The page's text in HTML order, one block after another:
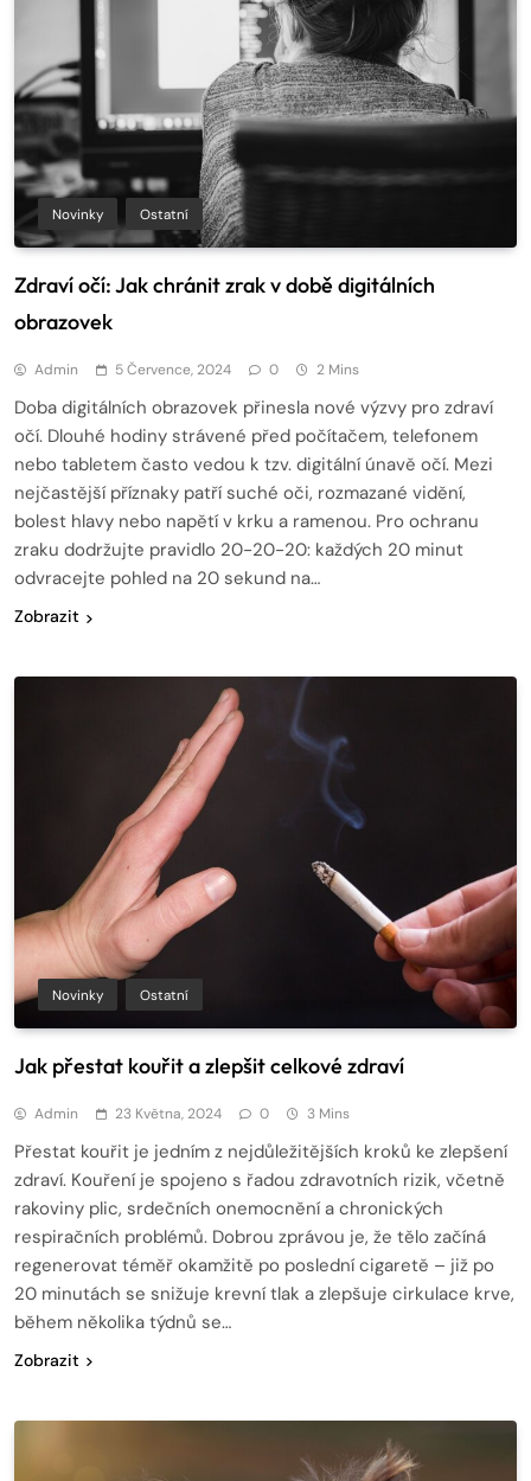
Novinky Ostatní
Zdraví očí: Jak chránit zrak v době digitálních
obrazovek
Admin 5 Července, 2024 0 2 Mins
Doba digitálních obrazovek přinesla nové výzvy pro zdraví
očí. Dlouhé hodiny strávené před počítačem, telefonem
nebo tabletem často vedou k tzv. digitální únavě očí. Mezi
nejčastější příznaky patří suché oči, rozmazané vidění,
bolest hlavy nebo napětí v krku a ramenou. Pro ochranu
zraku dodržujte pravidlo 20-20-20: každých 20 minut
odvracejte pohled na 20 sekund na…
Zobrazit
Novinky Ostatní
Jak přestat kouřit a zlepšit celkové zdraví
Admin 23 Května, 2024 0 3 Mins
Přestat kouřit je jedním z nejdůležitějších kroků ke zlepšení
zdraví. Kouření je spojeno s řadou zdravotních rizik, včetně
rakoviny plic, srdečních onemocnění a chronických
respiračních problémů. Dobrou zprávou je, že tělo začíná
regenerovat téměř okamžitě po poslední cigaretě – již po
20 minutách se snižuje krevní tlak a zlepšuje cirkulace krve,
během několika týdnů se…
Zobrazit